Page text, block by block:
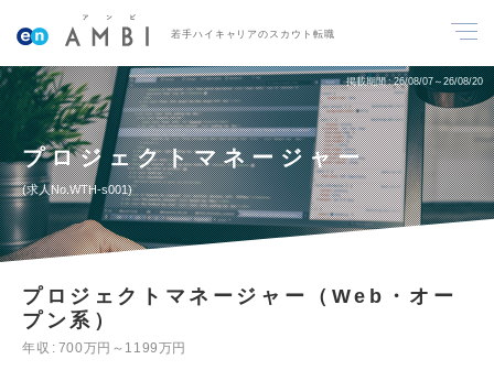
若手ハイキャリアのスカウト転職
掲載期間 26/08/07～26/08/20
プロジェクトマネージャー
求人No.WTH-s001
プロジェクトマネージャー（Web・オー
プン系）
年収
700万円～1199万円